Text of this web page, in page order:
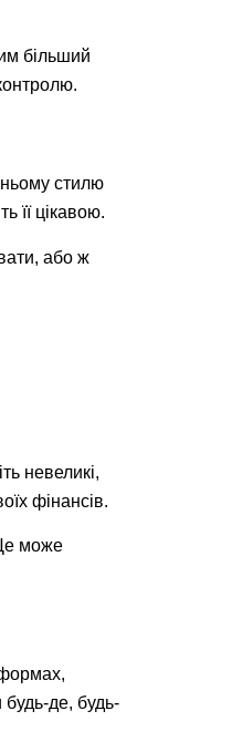
більший
стилю
її цікавою.
або ж
невеликі,
фінансів.
може
де, будь-